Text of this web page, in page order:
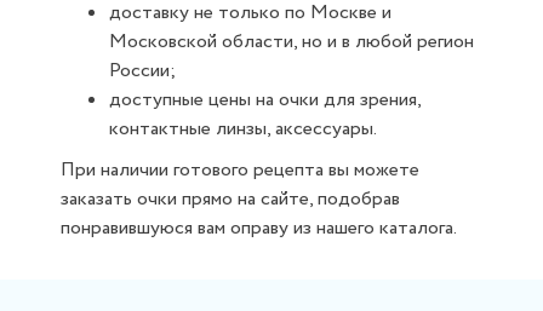
доставку не только по Москве и
Московской области, но и в любой регион
России;
доступные цены на очки для зрения,
контактные линзы, аксессуары.
При наличии готового рецепта вы можете
заказать очки прямо на сайте, подобрав
понравившуюся вам оправу из нашего каталога.